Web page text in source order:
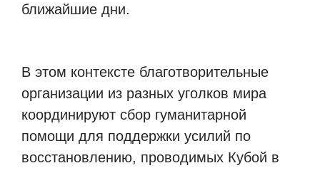
ближайшие дни.
В этом контексте благотворительные
организации из разных уголков мира
координируют сбор гуманитарной
помощи для поддержки усилий по
восстановлению, проводимых Кубой в